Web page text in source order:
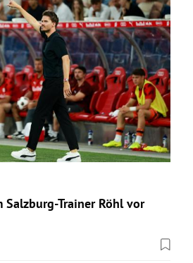
Salzburg-Trainer Röhl vor